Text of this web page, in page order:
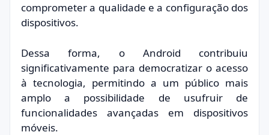
comprometer a qualidade e a configuração dos
dispositivos.
Dessa forma, o Android contribuiu
significativamente para democratizar o acesso
à tecnologia, permitindo a um público mais
amplo a possibilidade de usufruir de
funcionalidades avançadas em dispositivos
móveis.